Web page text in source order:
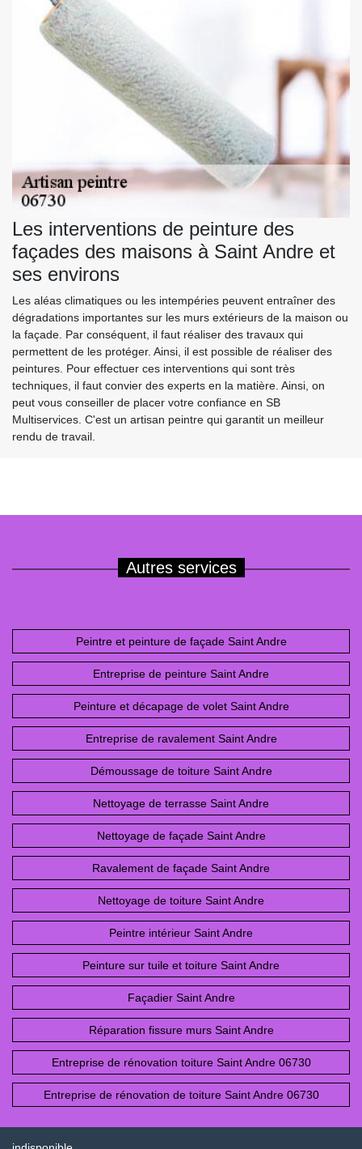
Les interventions de peinture des
façades des maisons à Saint Andre et
ses environs
Les aléas climatiques ou les intempéries peuvent entraîner des
dégradations importantes sur les murs extérieurs de la maison ou
la façade. Par conséquent, il faut réaliser des travaux qui
permettent de les protéger. Ainsi, il est possible de réaliser des
peintures. Pour effectuer ces interventions qui sont très
techniques, il faut convier des experts en la matière. Ainsi, on
peut vous conseiller de placer votre confiance en SB
Multiservices. C'est un artisan peintre qui garantit un meilleur
rendu de travail.
Autres services
Peintre et peinture de façade Saint Andre
Entreprise de peinture Saint Andre
Peinture et décapage de volet Saint Andre
Entreprise de ravalement Saint Andre
Démoussage de toiture Saint Andre
Nettoyage de terrasse Saint Andre
Nettoyage de façade Saint Andre
Ravalement de façade Saint Andre
Nettoyage de toiture Saint Andre
Peintre intérieur Saint Andre
Peinture sur tuile et toiture Saint Andre
Façadier Saint Andre
Réparation fissure murs Saint Andre
Entreprise de rénovation toiture Saint Andre 06730
Entreprise de rénovation de toiture Saint Andre 06730